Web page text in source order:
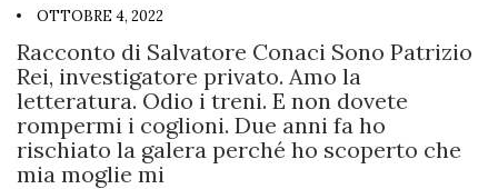
OTTOBRE 4, 2022
Racconto di Salvatore Conaci Sono Patrizio
Rei, investigatore privato. Amo la
letteratura. Odio i treni. E non dovete
rompermi i coglioni. Due anni fa ho
rischiato la galera perché ho scoperto che
mia moglie mi